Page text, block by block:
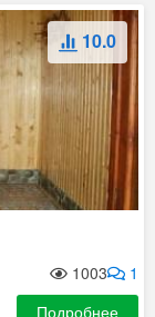
10.0
1
1003
Подробнее